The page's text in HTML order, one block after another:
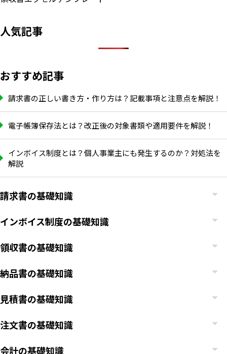
人気記事
おすすめ記事
請求書の正しい書き方・作り方は？記載事項と注意点を解説！
電子帳簿保存法とは？改正後の対象書類や適用要件を解説！
インボイス制度とは？個人事業主にも発生するのか？対処法を
解説
請求書の基礎知識
インボイス制度の基礎知識
領収書の基礎知識
納品書の基礎知識
見積書の基礎知識
注文書の基礎知識
会計の基礎知識